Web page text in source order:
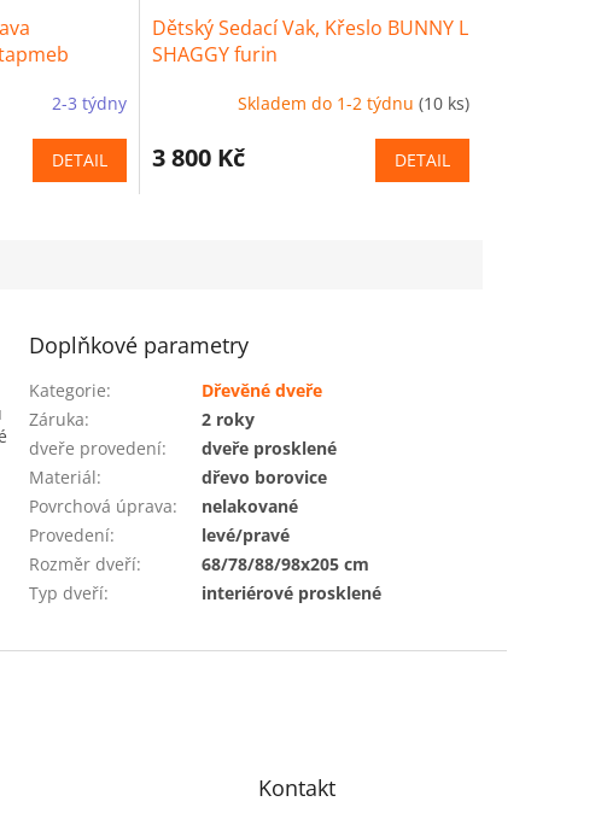
2-3 týdny
DETAIL
Dětský Sedací Vak, Křeslo BUNNY L
SHAGGY furin
Skladem do 1-2 týdnu (10 ks)
3 800 Kč DETAIL
Doplňkové parametry
Kategorie:
Dřevěné dveře
Záruka:
2 roky
dveře provedení:
dveře prosklené
Materiál:
dřevo borovice
Povrchová úprava:
nelakované
Provedení:
levé/pravé
Rozměr dveří:
68/78/88/98x205 cm
Typ dveří: interiérové prosklené
Kontakt